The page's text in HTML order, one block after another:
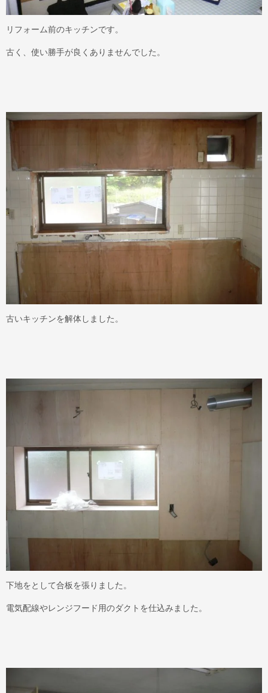
リフォーム前のキッチンです。
古く、使い勝手が良くありませんでした。
古いキッチンを解体しました。
下地をとして合板を張りました。
電気配線やレンジフード用のダクトを仕込みました。